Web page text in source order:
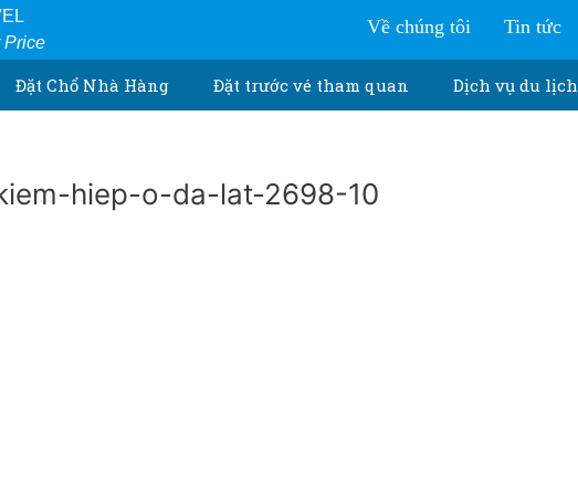
Price
Về chúng tôi Tin tức
Đặt Chổ Nhà Hàng Đặt trước vé tham quan Dịch vụ du lịch
hiep-o-da-lat-2698-10